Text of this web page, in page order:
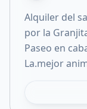
Alquiler del
por la
Paseo en
La.mejor